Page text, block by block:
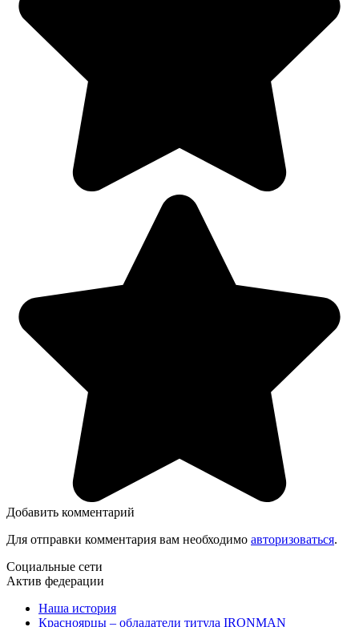
Добавить комментарий
Для отправки комментария вам необходимо авторизоваться.
Социальные сети
Актив федерации
Наша история
Красноярцы – обладатели титула IRONMAN